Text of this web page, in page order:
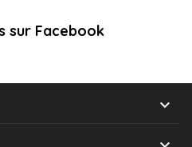
sur Facebook
